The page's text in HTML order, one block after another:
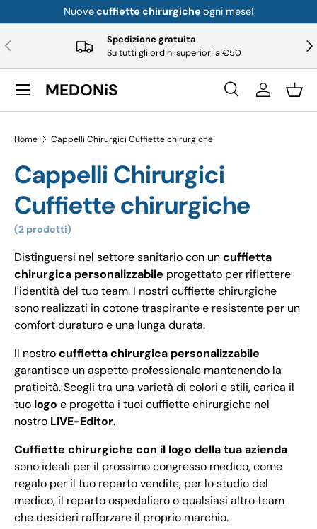
Vai al contenuto
Nuovecuffiette chirurgiche ogni mese!
Precedente
Spedizione gratuita
Su tutti gli ordini superiori a €50
MEDONiS
Ricerca
Tipo di prodotto
RicercaLogin
Menu
Home Cappelli Chirurgici Cuffiette chirurgiche
Cappelli Chirurgici
Cuffiette chirurgiche
(2 prodotti)
Distinguersi nel settore sanitario con uncuffietta
chirurgica personalizzabile progettato per riflettere
l'identità del tuo team. I nostri cuffiette chirurgiche
sono realizzati in cotone traspirante e resistente per un
comfort duraturo e una lunga durata.
Il nostrocuffietta chirurgica personalizzabile
garantisce un aspetto professionale mantenendo la
praticità. Scegli tra una varietà di colori e stili, carica il
tuo logo e progetta i tuoi cuffiette chirurgiche nel
nostro LIVE-Editor.
Cuffiette chirurgiche con il logo della tua azienda
sono ideali per il prossimo congresso medico, come
regalo per il tuo reparto vendite, per lo studio del
medico, il reparto ospedaliero o qualsiasi altro team
che desideri rafforzare il proprio marchio.